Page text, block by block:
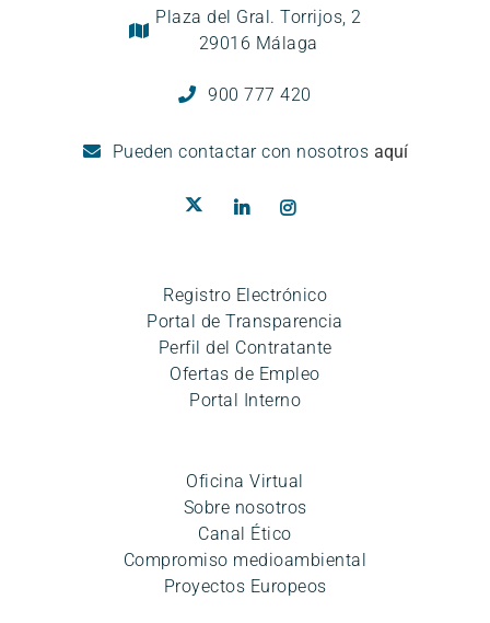
Plaza del Gral. Torrijos, 2
29016 Málaga
900 777 420
Pueden contactar con nosotros aquí
Registro Electrónico
Portal de Transparencia
Perfil del Contratante
Ofertas de Empleo
Portal Interno
Oficina Virtual
Sobre nosotros
Canal Ético
Compromiso medioambiental
Proyectos Europeos